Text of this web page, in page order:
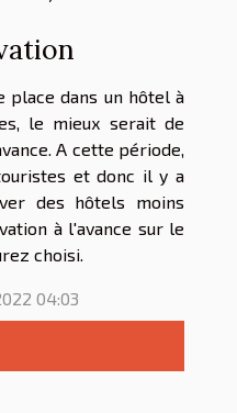
place dans un hôtel à
le mieux serait de
A cette période,
et donc il y a
des hôtels moins
à l'avance sur le
choisi.
04:03